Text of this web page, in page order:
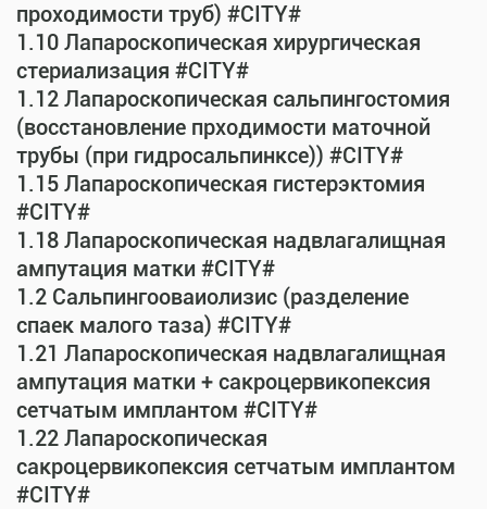
проходимости труб) #CITY#
1.10 Лапароскопическая хирургическая
стериализация #CITY#
1.12 Лапароскопическая сальпингостомия
(восстановление прходимости маточной
трубы (при гидросальпинксе)) #CITY#
1.15 Лапароскопическая гистерэктомия
#CITY#
1.18 Лапароскопическая надвлагалищная
ампутация матки #CITY#
1.2 Сальпингооваиолизис (разделение
спаек малого таза) #CITY#
1.21 Лапароскопическая надвлагалищная
ампутация матки + сакроцервикопексия
сетчатым имплантом #CITY#
1.22 Лапароскопическая
сакроцервикопексия сетчатым имплантом
#CITY#